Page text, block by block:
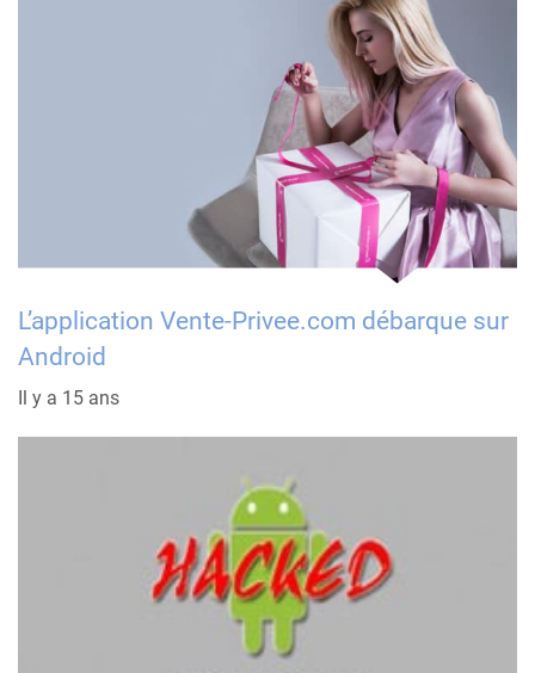
L’application Vente-Privee.com débarque sur
Android
Il y a 15 ans